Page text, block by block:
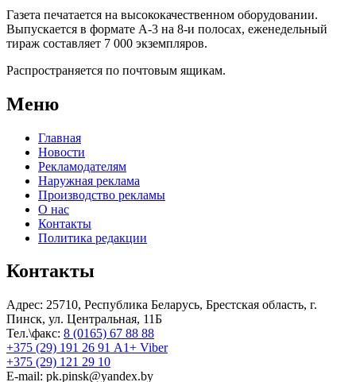
Газета печатается на высококачественном оборудовании.
Выпускается в формате А-3 на 8-и полосах, еженедельный
тираж составляет 7 000 экземпляров.
Распространяется по почтовым ящикам.
Меню
Главная
Новости
Рекламодателям
Наружная реклама
Производство рекламы
О нас
Контакты
Политика редакции
Контакты
Адрес: 25710, Республика Беларусь, Брестская область, г.
Пинск, ул. Центральная, 11Б
Тел.\факс: 8 (0165) 67 88 88
+375 (29) 191 26 91 A1+ Viber
+375 (29) 121 29 10
E-mail: pk.pinsk@yandex.by